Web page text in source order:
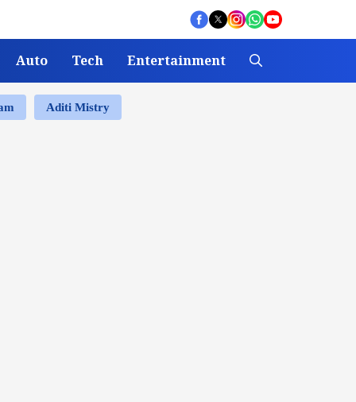
Auto Tech Entertainment
Aditi Mistry